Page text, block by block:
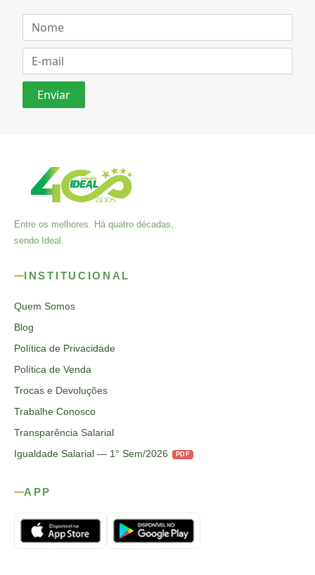
Entre os melhores. Há quatro décadas,
sendo Ideal.
INSTITUCIONAL
Quem Somos
Blog
Política de Privacidade
Política de Venda
Trocas e Devoluções
Trabalhe Conosco
Transparência Salarial
Igualdade Salarial — 1° Sem/2026
PDF
APP